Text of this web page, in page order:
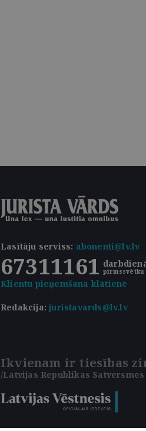
Lasītāju serviss: abonenti@lv.lv
67311161 pirmssvētku
Klientu pieņemšana klātienē
Redakcija:juristavards@lv.lv
Ikvienam ir tiesības
/Latvijas Republikas Satversmes